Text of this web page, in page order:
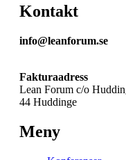
Kontakt
info@leanforum.se
Fakturaadress
Lean Forum c/o
44 Huddinge
Meny